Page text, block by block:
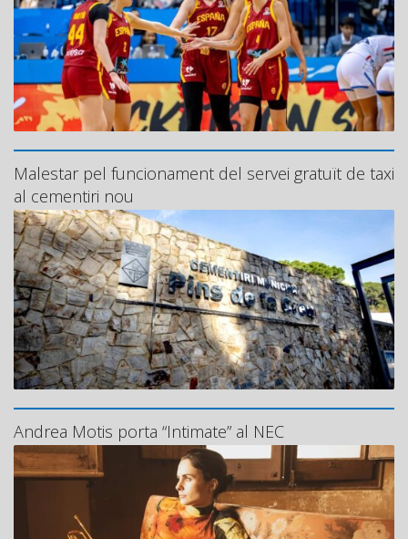
Malestar pel funcionament del servei gratuït de taxi
al cementiri nou
Andrea Motis porta “Intimate” al NEC